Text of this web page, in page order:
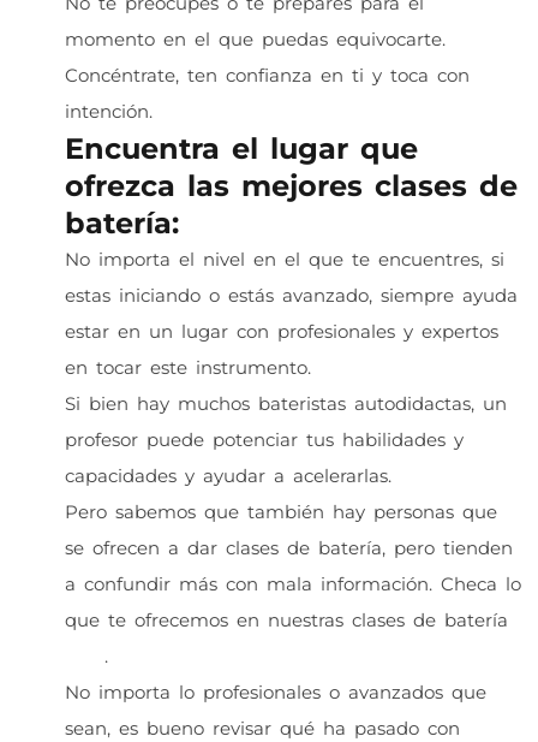
momento en el que puedas equivocarte.
Concéntrate, ten confianza en ti y toca con
intención.
Encuentra el lugar que
ofrezca las mejores clases de
batería:
No importa el nivel en el que te encuentres, si
estas iniciando o estás avanzado, siempre ayuda
estar en un lugar con profesionales y expertos
en tocar este instrumento.
Si bien hay muchos bateristas autodidactas, un
profesor puede potenciar tus habilidades y
capacidades y ayudar a acelerarlas.
Pero sabemos que también hay personas que
se ofrecen a dar clases de batería, pero tienden
a confundir más con mala información. Checa lo
que te ofrecemos en nuestras clases de batería
.
No importa lo profesionales o avanzados que
sean, es bueno revisar qué ha pasado con